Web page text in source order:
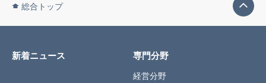
総合トップ
新着ニュース 専門分野
経営分野